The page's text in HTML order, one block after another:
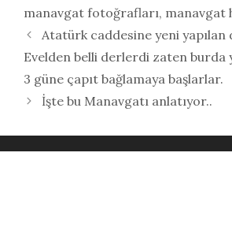
manavgat fotoğrafları, manavgat
Atatürk caddesine yeni yapılan
Evelden belli derlerdi zaten burda
3 güne çapıt bağlamaya başlarlar.
İşte bu Manavgatı anlatıyor..